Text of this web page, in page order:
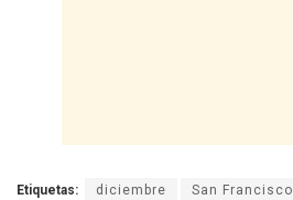
Etiquetas: diciembre San Francisco